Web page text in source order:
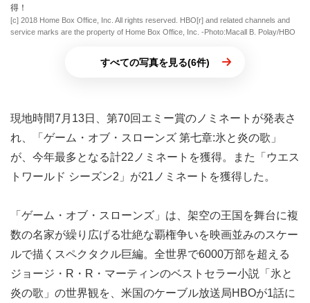
得！
[c] 2018 Home Box Office, Inc. All rights reserved. HBO[r] and related channels and
service marks are the property of Home Box Office, Inc. -Photo:Macall B. Polay/HBO
すべての写真を見る(6件)
現地時間7月13日、第70回エミー賞のノミネートが発表さ
れ、「ゲーム・オブ・スローンズ 第七章:氷と炎の歌」
が、今年最多となる計22ノミネートを獲得。また「ウエス
トワールド シーズン2」が21ノミネートを獲得した。
「ゲーム・オブ・スローンズ」は、架空の王国を舞台に複
数の名家が繰り広げる壮絶な覇権争いを映画並みのスケー
ルで描くスペクタクル巨編。全世界で6000万部を超える
ジョージ・R・R・マーティンのベストセラー小説「氷と
炎の歌」の世界観を、米国のケーブル放送局HBOが1話に